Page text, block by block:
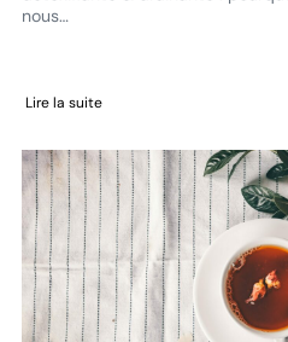
nous…
Lire la suite